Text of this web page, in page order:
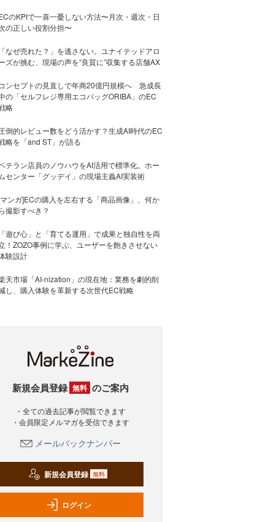
のKPIで一喜一憂しない方法〜月次・週次・日
の正しい役割分担〜
「なぜ売れた？」を逃さない。ユナイテッドアロ
ズが挑む、現場の声を“良質に”収集する店舗AX
コンセプトの見直しで年商20億円規模へ 急成長
の「セルフレジ専用エコバッグORIBA」のEC
略
倒的レビュー数をどう活かす？生成AI時代のEC
略を「and ST」が語る
テラン店員のノウハウをAI活用で標準化。ホー
ムセンター「グッデイ」の現場主義AI実装術
ンガ]ECの購入を左右する「商品画像」、何か
ら撮影すべき？
「遊び心」と「育てる運用」で成果と独自性を両
！ZOZO事例に学ぶ、ユーザーを飽きさせない
験設計
天市場「AI-nization」の現在地：業務を劇的削
し、購入体験を革新する次世代EC戦略
新規会員登録 無料 のご案内
・全ての過去記事が閲覧できます
・会員限定メルマガを受信できます
メールバックナンバー
新規会員登録 無料
ログイン